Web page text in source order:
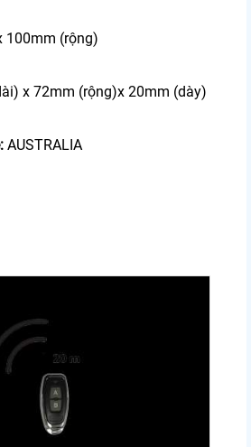
100mm (rộng)
x 72mm (rộng)x 20mm (dày)
AUSTRALIA